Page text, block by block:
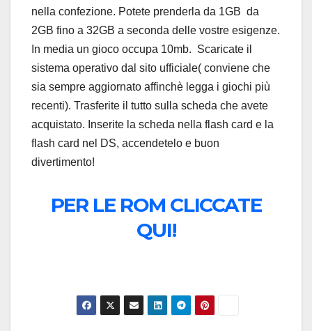
nella confezione. Potete prenderla da 1GB da
2GB fino a 32GB a seconda delle vostre esigenze.
In media un gioco occupa 10mb. Scaricate il
sistema operativo dal sito ufficiale( conviene che
sia sempre aggiornato affinchè legga i giochi più
recenti). Trasferite il tutto sulla scheda che avete
acquistato. Inserite la scheda nella flash card e la
flash card nel DS, accendetelo e buon
divertimento!
PER LE ROM CLICCATE
QUI!